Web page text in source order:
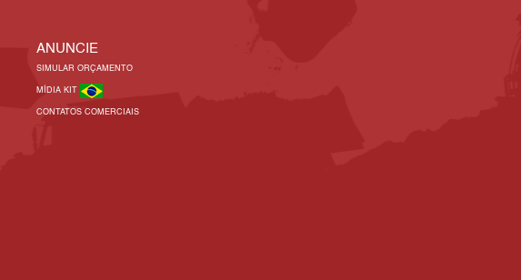
ANUNCIE
SIMULAR ORÇAMENTO
MÍDIA KIT
CONTATOS COMERCIAIS